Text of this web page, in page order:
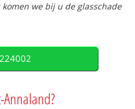
we bij u de glasschade